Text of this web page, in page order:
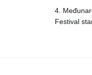
4.
Festival